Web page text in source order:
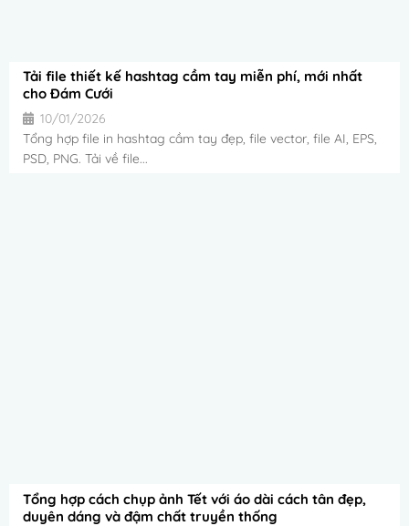
Tải file thiết kế hashtag cầm tay miễn phí, mới nhất
cho Đám Cưới
10/01/2026
Tổng hợp file in hashtag cầm tay đẹp, file vector, file AI, EPS,
PSD, PNG. Tải về file...
Tổng hợp cách chụp ảnh Tết với áo dài cách tân đẹp,
duyên dáng và đậm chất truyền thống